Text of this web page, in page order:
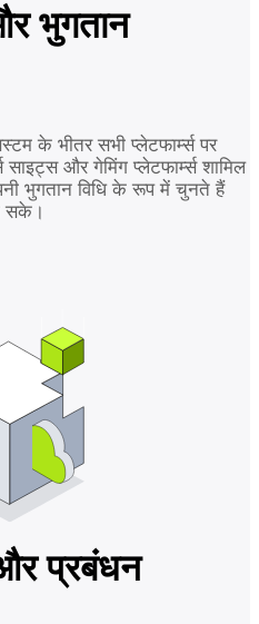
भुगतान
के भीतर सभी प्लेटफार्म्स पर
और गेमिंग प्लेटफार्म्स शामिल
भुगतान विधि के रूप में चुनते हैं
सके।
प्रबंधन